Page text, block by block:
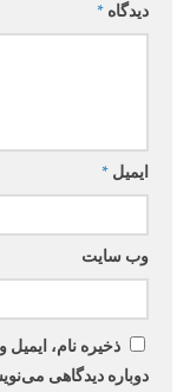
دیدگاه *
ایمیل *
وب‌ سایت
ذخیره نام،
دوباره دیدگاهی